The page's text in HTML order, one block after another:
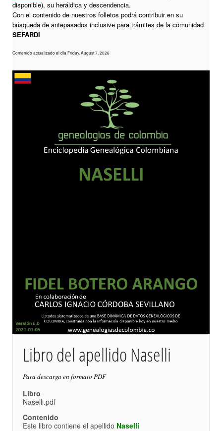
disponible), su heráldica y descendencia.
Con el contenido de nuestros folletos podrá contribuir en su
búsqueda de antepasados inclusive para trámites de la comunidad
SEFARDI
Contenido actualizado el día Friday, August 7, 2026
Libro del apellido Naselli
Para descarga en formato PDF
Libro
Naselli.pdf
Contenido
Este libro contiene el apellido Naselli